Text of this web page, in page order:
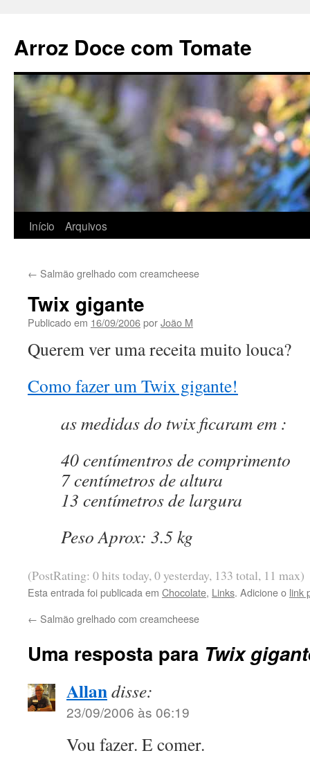
conteúdo
Arroz Doce com Tomate
Início Arquivos
← Salmão grelhado com creamcheese
Twix gigante
Publicado em 16/09/2006porJoão M
Querem ver uma receita muito louca?
Como fazer um Twix gigante!
as medidas do twix ficaram em :
40 centímentros de comprimento
7 centímetros de altura
13 centímetros de largura
Peso Aprox: 3.5 kg
(PostRating: 0 hits today, 0 yesterday, 133 total, 11 max)
Esta entrada foi publicada em Chocolate, Links. Adicione o link
← Salmão grelhado com creamcheese
Uma resposta para Twix
Allandisse:
23/09/2006 às 06:19
Vou fazer. E comer.